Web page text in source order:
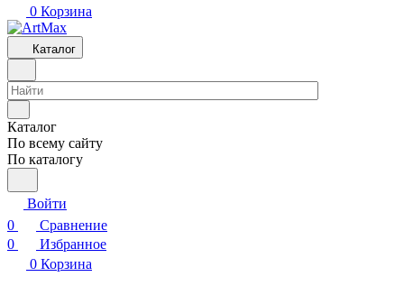
0 Корзина
Каталог
Каталог
По всему сайту
По каталогу
Войти
0
Сравнение
0
Избранное
0 Корзина